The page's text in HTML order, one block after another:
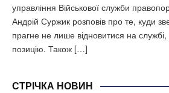
управління Військової служби
Андрій Суржик розповів про те, куди
прагне не лише відновитися на
позицію. Також […]
СТРІЧКА НОВИН